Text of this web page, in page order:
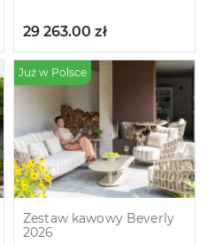
29 263.00 zł
Już w Polsce
Zestaw kawowy Beverly
2026